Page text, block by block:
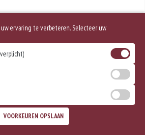
uw ervaring te verbeteren. Selecteer uw
VOORKEUREN OPSLAAN